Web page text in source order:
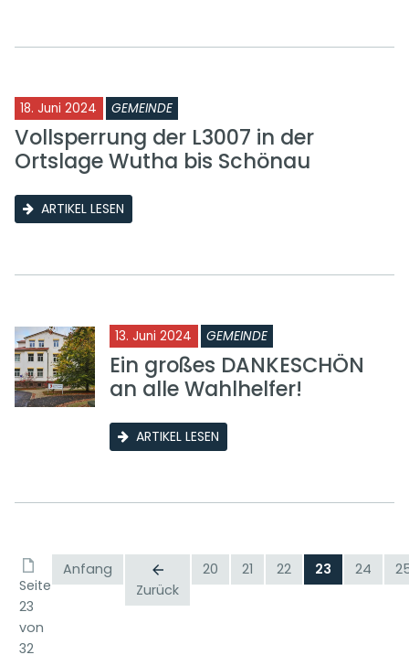
18. Juni 2024 GEMEINDE
Vollsperrung der L3007 in der
Ortslage Wutha bis Schönau
ARTIKEL LESEN
13. Juni 2024 GEMEINDE
Ein großes DANKESCHÖN
an alle Wahlhelfer!
ARTIKEL LESEN
Seite
23
von
32
Anfang
Zurück
20 21 22 23 24